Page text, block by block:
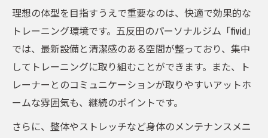
パーソナルジム体験談でわかる選び方のポ
イント
五反田で人気のパーソナルジム比較体験か
ら学ぶ
トレーナーとの相性がパーソナルトレーニ
ング成功の鍵
実際に通ったパーソナルジムの口コミ活用
理想の体型を目指すうえで重要なのは、快適で効果的な
トレーニング環境です。五反田のパーソナルジム「fivid」
では、最新設備と清潔感のある空間が整っており、集中
してトレーニングに取り組むことができます。また、ト
レーナーとのコミュニケーションが取りやすいアットホ
ームな雰囲気も、継続のポイントです。
さらに、整体やストレッチなど身体のメンテナンスメニ